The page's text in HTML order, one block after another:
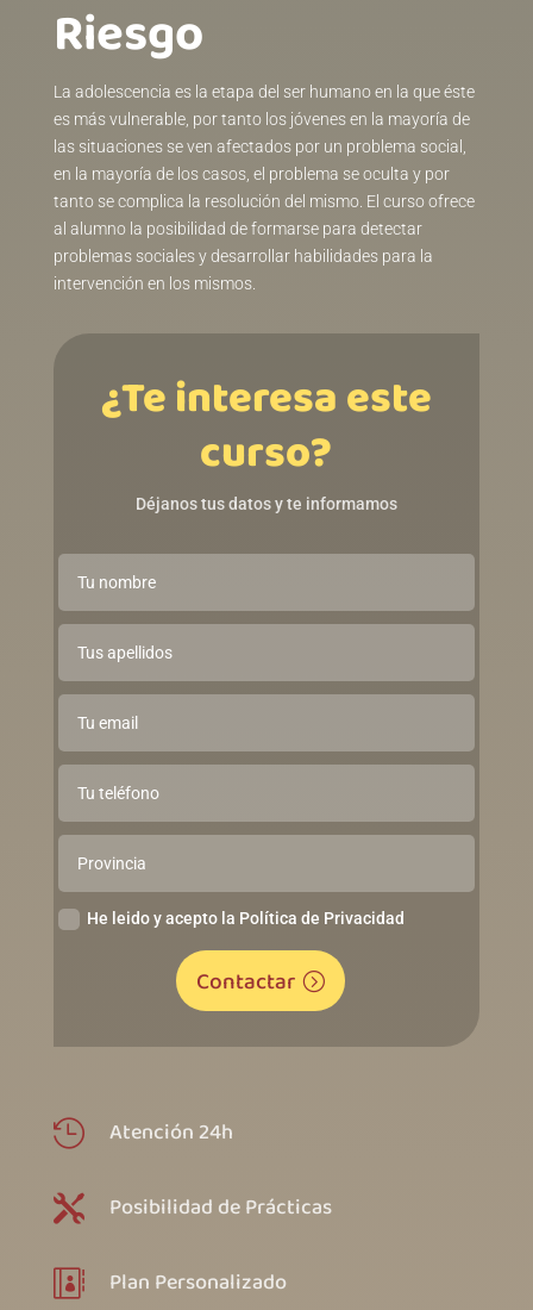
Riesgo
La adolescencia es la etapa del ser humano en la que éste
es más vulnerable, por tanto los jóvenes en la mayoría de
las situaciones se ven afectados por un problema social,
en la mayoría de los casos, el problema se oculta y por
tanto se complica la resolución del mismo. El curso ofrece
al alumno la posibilidad de formarse para detectar
problemas sociales y desarrollar habilidades para la
intervención en los mismos.
¿Te interesa este
curso?
Déjanos tus datos y te informamos
He leido y acepto la Política de Privacidad
Contactar
 Atención 24h
 Posibilidad de Prácticas
 Plan Personalizado